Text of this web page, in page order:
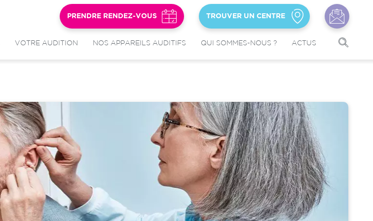
VOTRE AUDITION NOS APPAREILS AUDITIFS QUI SOMMES-NOUS ? ACTUS
PRENDRE RENDEZ-VOUS TROUVER UN CENTRE